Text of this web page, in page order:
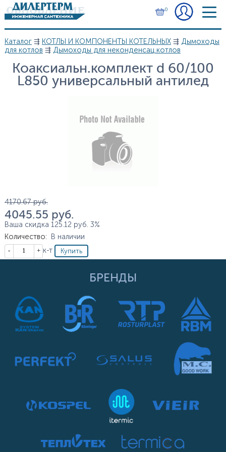
Перейти к основному содержанию
0
Вы здесь
Каталог⇶ КОТЛЫ И КОМПОНЕНТЫ КОТЕЛЬНЫХ⇶ Дымоходы
для котлов ⇶ Дымоходы для неконденсац.котлов
Коаксиальн.комплект d 60/100
L850 универсальный антилед
Цена
4 170.67 руб.
4 045.55 руб.
Ваша скидка 125.12 руб. 3%
Количество:
В наличии
Кол-во
к-т
БРЕНДЫ